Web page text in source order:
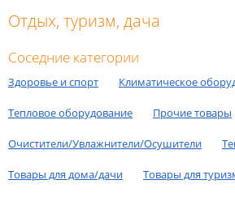
Отдых, туризм, дача
Соседние категории
Здоровье и спорт Климатическое
Тепловое оборудование Прочие товары
Очистители/Увлажнители/Осушители
Товары для дома/дачи Товары для